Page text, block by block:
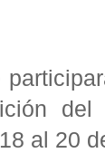
del
al 20